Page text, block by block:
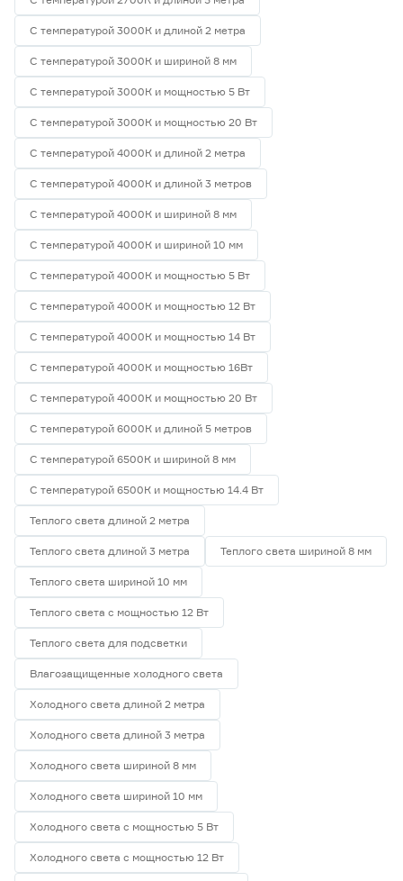
С температурой 3000К и длиной 2 метра
С температурой 3000К и шириной 8 мм
С температурой 3000К и мощностью 5 Вт
С температурой 3000К и мощностью 20 Вт
С температурой 4000К и длиной 2 метра
С температурой 4000К и длиной 3 метров
С температурой 4000К и шириной 8 мм
С температурой 4000К и шириной 10 мм
С температурой 4000К и мощностью 5 Вт
С температурой 4000К и мощностью 12 Вт
С температурой 4000К и мощностью 14 Вт
С температурой 4000К и мощностью 16Вт
С температурой 4000К и мощностью 20 Вт
С температурой 6000К и длиной 5 метров
С температурой 6500К и шириной 8 мм
С температурой 6500К и мощностью 14.4 Вт
Теплого света длиной 2 метра
Теплого света длиной 3 метра Теплого света шириной 8 мм
Теплого света шириной 10 мм
Теплого света с мощностью 12 Вт
Теплого света для подсветки
Влагозащищенные холодного света
Холодного света длиной 2 метра
Холодного света длиной 3 метра
Холодного света шириной 8 мм
Холодного света шириной 10 мм
Холодного света с мощностью 5 Вт
Холодного света с мощностью 12 Вт